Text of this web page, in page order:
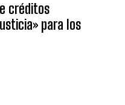
créditos
para los